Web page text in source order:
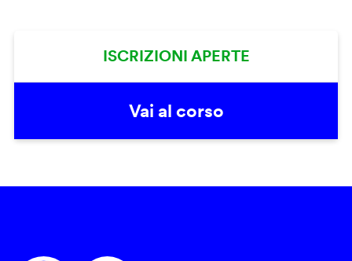
ISCRIZIONI APERTE
Vai al corso